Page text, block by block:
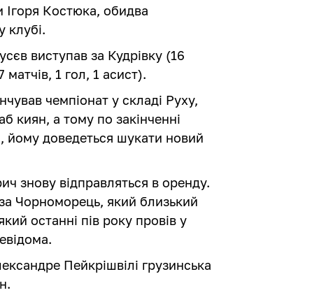
Ігоря Костюка, обидва
клубі.
виступав за Кудрівку (16
1 гол, 1 асист).
чемпіонат у складі Руху,
киян, а тому по закінченні
йому доведеться шукати новий
знову відправляться в оренду.
Чорноморець, який близький
останні пів року провів у
Пейкрішвілі грузинська